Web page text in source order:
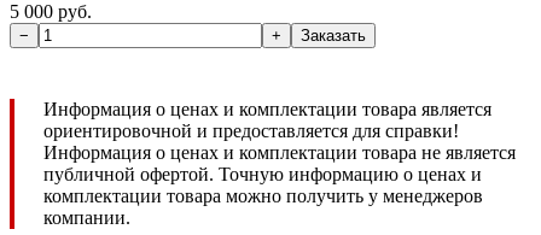
5 000 руб.
Информация о ценах и комплектации товара является
ориентировочной и предоставляется для справки!
Информация о ценах и комплектации товара не является
публичной офертой. Точную информацию о ценах и
комплектации товара можно получить у менеджеров
компании.